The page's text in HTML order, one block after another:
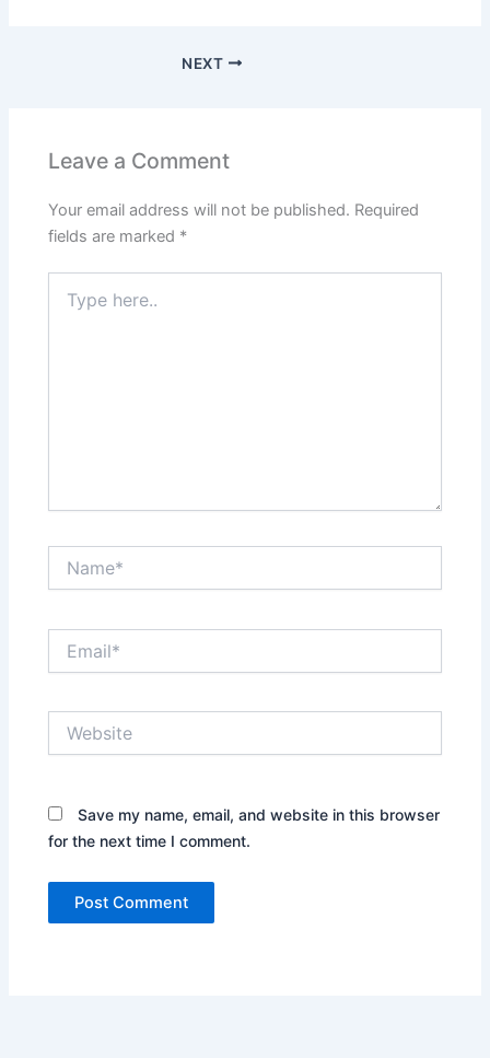
NEXT
Leave a Comment
Your email address will not be published. Required
fields are marked *
here..
Save my name, email, and website in this browser
for the next time I comment.